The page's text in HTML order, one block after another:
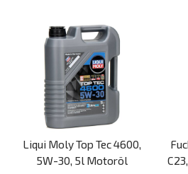
Liqui Moly Top Tec 4600,
5W-30, 5l Motoröl